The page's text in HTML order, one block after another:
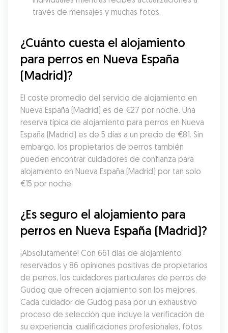
través de mensajes y muchas fotos.
¿Cuánto cuesta el alojamiento
para perros en Nueva España
(Madrid)?
El coste promedio del servicio de alojamiento en
Nueva España (Madrid) es de €27 por noche. Una
reserva típica de alojamiento para perros en Nueva
España (Madrid) es de 5 días a un precio de €81. Sin
embargo, los propietarios de perros también
pueden encontrar cuidadores de confianza para
alojamiento en Nueva España (Madrid) por tan solo
€15 por noche.
¿Es seguro el alojamiento para
perros en Nueva España (Madrid)?
¡Absolutamente! Con 661 días de alojamiento
reservados y 86 opiniones positivas de propietarios
de perros, los cuidadores particulares de perros de
Gudog que ofrecen alojamiento son los mejores.
Cada cuidador de Gudog pasa por un exhaustivo
proceso de selección que incluye la verificación de
su experiencia, cualificaciones profesionales, fotos